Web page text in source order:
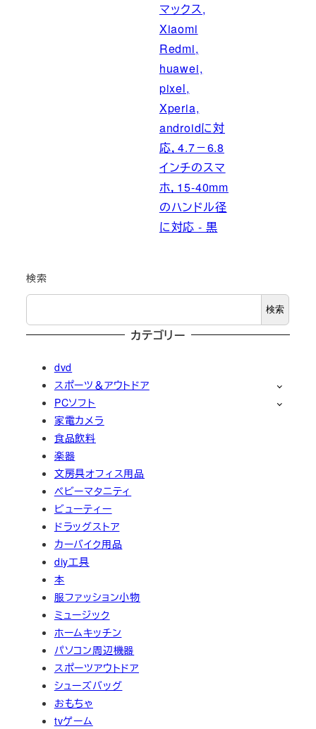
マックス,
Xiaomi
Redmi,
huawei,
pixel,
Xperia,
androidに対
応，4.7－6.8
インチのスマ
ホ，15-40mm
のハンドル径
に対応 - 黒
検索
検索
カテゴリー
dvd
スポーツ＆アウトドア
PCソフト
家電カメラ
食品飲料
楽器
文房具オフィス用品
ベビーマタニティ
ビューティー
ドラッグストア
カーバイク用品
diy工具
本
服ファッション小物
ミュージック
ホームキッチン
パソコン周辺機器
スポーツアウトドア
シューズバッグ
おもちゃ
tvゲーム